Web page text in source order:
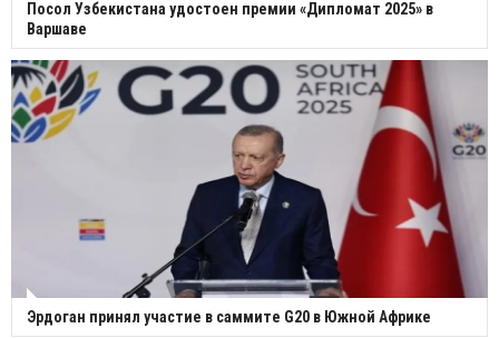
Посол Узбекистана удостоен премии «Дипломат 2025» в
Варшаве
Эрдоган принял участие в саммите G20 в Южной Африке